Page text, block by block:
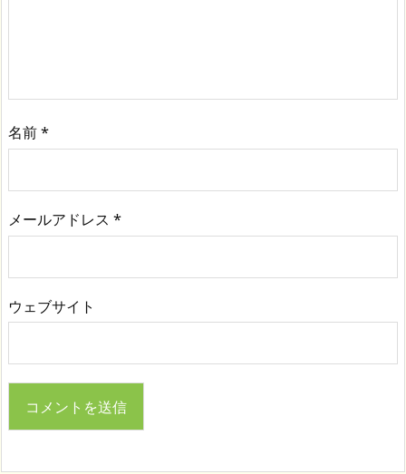
名前*
メールアドレス *
ウェブサイト